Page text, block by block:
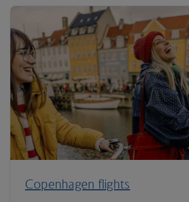
Copenhagen flights